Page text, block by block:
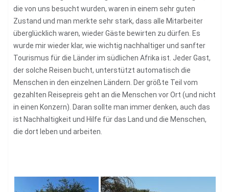
die von uns besucht wurden, waren in einem sehr guten
Zustand und man merkte sehr stark, dass alle Mitarbeiter
überglücklich waren, wieder Gäste bewirten zu dürfen. Es
wurde mir wieder klar, wie wichtig nachhaltiger und sanfter
Tourismus für die Länder im südlichen Afrika ist. Jeder Gast,
der solche Reisen bucht, unterstützt automatisch die
Menschen in den einzelnen Ländern. Der größte Teil vom
gezahlten Reisepreis geht an die Menschen vor Ort (und nicht
in einen Konzern). Daran sollte man immer denken, auch das
ist Nachhaltigkeit und Hilfe für das Land und die Menschen,
die dort leben und arbeiten.